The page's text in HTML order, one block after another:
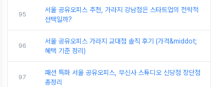
95
서울 공유오피스 추천, 가라지 강남점은 스타트업의 전략적
선택일까?
96
서울 공유오피스 가라지 교대점 솔직 후기 (가격&middot;
혜택 기준 정리)
97
패션 특화 서울 공유오피스, 무신사 스튜디오 신당점 장단점
총정리